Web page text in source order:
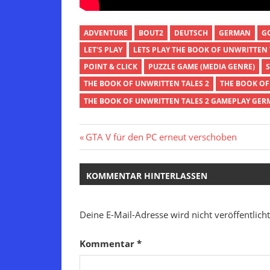
ADVENTURE BOUT2 DEUTSCH GERMAN
LET'S PLAY
LETS PLAY THE BOOK OF UNWRITTEN
POINT & CLICK
PUZZLE GAME (MEDIA GENRE)
THE BOOK OF UNWRITTEN TALES 2
THE BOOK
THE BOOK OF UNWRITTEN TALES 2 GAMEPLAY
Beitragsnavigation
Vorheriger
Beitrag:
GTA V für den PC erneut verschoben
KOMMENTAR HINTERLASSEN
Deine E-Mail-Adresse wird nicht
Kommentar *